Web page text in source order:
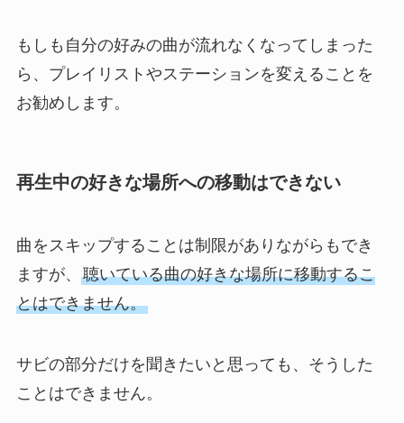
もしも自分の好みの曲が流れなくなってしまった
ら、プレイリストやステーションを変えることを
お勧めします。
再生中の好きな場所への移動はできない
曲をスキップすることは制限がありながらもでき
ますが、 聴いている曲の好きな場所に移動するこ
とはできません。
サビの部分だけを聞きたいと思っても、そうした
ことはできません。